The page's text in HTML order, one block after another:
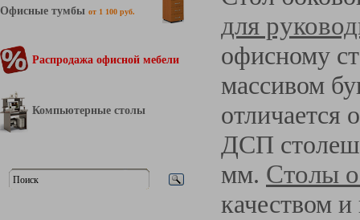
Офисные тумбы от 1 100 руб.
Распродажа офисной мебели
Компьютерные столы
для
офисному
массивом
отличается
ДСП
мм. Столы
качеством